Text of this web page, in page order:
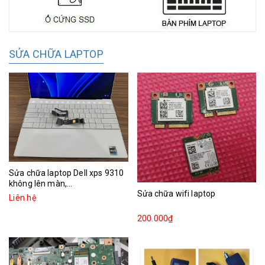
SỬA CHỮA LAPTOP
Sửa chữa laptop Dell xps 9310
không lên màn,...
Liên hệ
Sửa chữa wifi laptop
200.000₫